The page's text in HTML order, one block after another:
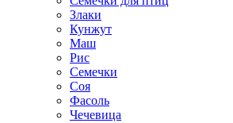
Злаки
Кунжут
Маш
Рис
Семечки
Соя
Фасоль
Чечевица